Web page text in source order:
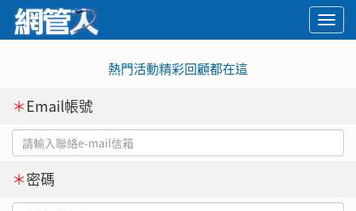
熱門活動精彩回顧都在這
＊Email帳號
＊密碼